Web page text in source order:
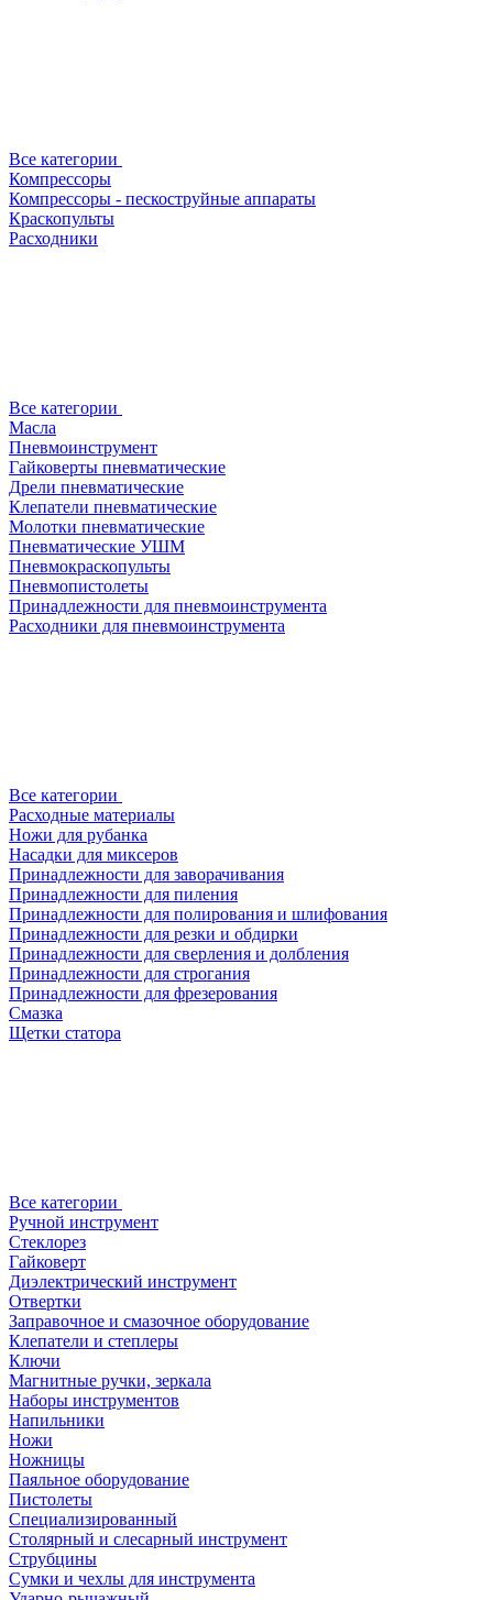
Все категории
Компрессоры
Компрессоры - пескоструйные аппараты
Краскопульты
Расходники
Все категории
Масла
Пневмоинструмент
Гайковерты пневматические
Дрели пневматические
Клепатели пневматические
Молотки пневматические
Пневматические УШМ
Пневмокраскопульты
Пневмопистолеты
Принадлежности для пневмоинструмента
Расходники для пневмоинструмента
Все категории
Расходные материалы
Ножи для рубанка
Насадки для миксеров
Принадлежности для заворачивания
Принадлежности для пиления
Принадлежности для полирования и шлифования
Принадлежности для резки и обдирки
Принадлежности для сверления и долбления
Принадлежности для строгания
Принадлежности для фрезерования
Смазка
Щетки статора
Все категории
Ручной инструмент
Стеклорез
Гайковерт
Диэлектрический инструмент
Отвертки
Заправочное и смазочное оборудование
Клепатели и степлеры
Ключи
Магнитные ручки, зеркала
Наборы инструментов
Напильники
Ножи
Ножницы
Паяльное оборудование
Пистолеты
Специализированный
Столярный и слесарный инструмент
Струбцины
Сумки и чехлы для инструмента